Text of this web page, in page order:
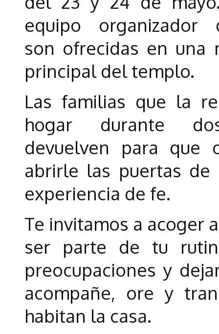
equipo
son ofrecidas en una
principal del templo.
Las familias que la
hogar durante
devuelven para que
abrirle las puertas
experiencia de fe.
Te invitamos a acoger
ser parte de tu
preocupaciones y
acompañe, ore y
habitan la casa.